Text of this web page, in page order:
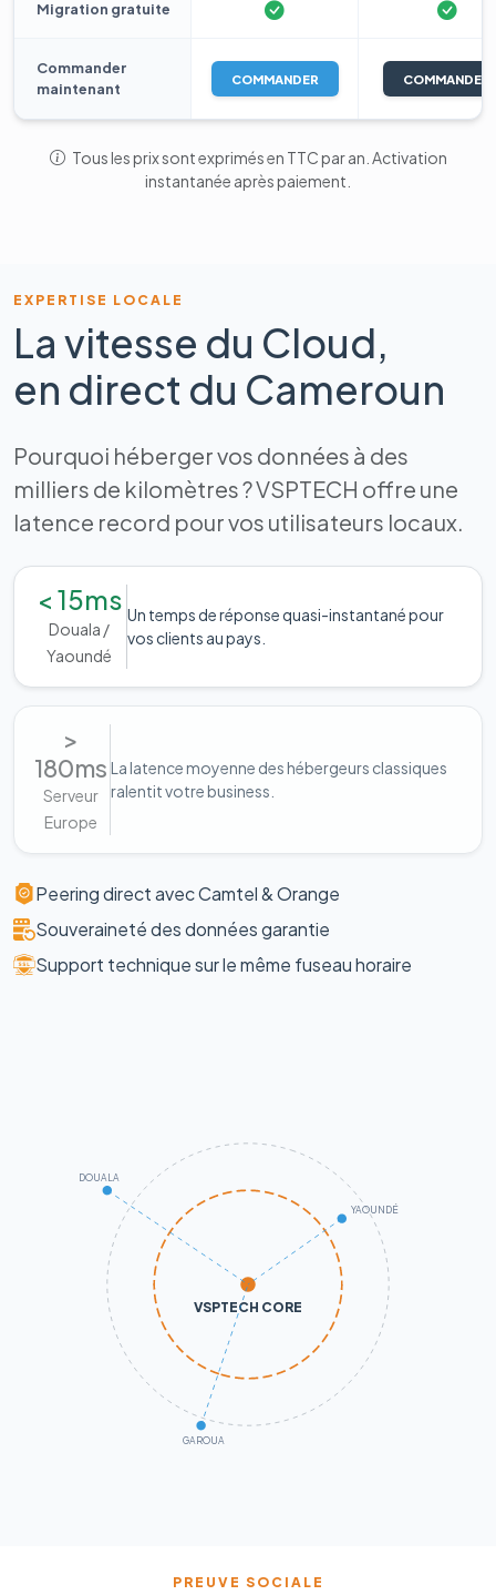
Migration gratuite
Commander
maintenant
COMMANDER COMMANDER
Tous les prix sont exprimés en TTC par an. Activation
instantanée après paiement.
EXPERTISE LOCALE
La vitesse du Cloud,
en direct du Cameroun
Pourquoi héberger vos données à des
milliers de kilomètres ? VSPTECH offre une
latence record pour vos utilisateurs locaux.
< 15ms
Douala /
Yaoundé
Un temps de réponse quasi-instantané pour
vos clients au pays.
>
180ms
Serveur
Europe
La latence moyenne des hébergeurs classiques
ralentit votre business.
Peering direct avec Camtel & Orange
Souveraineté des données garantie
Support technique sur le même fuseau horaire
VSPTECH CORE
DOUALA
YAOUNDÉ
GAROUA
PREUVE SOCIALE